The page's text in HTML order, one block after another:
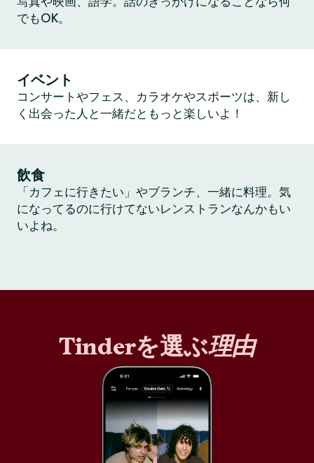
でもOK。
イベント
コンサートやフェス、カラオケやスポーツは、新し
く出会った人と一緒だともっと楽しいよ！
飲食
「カフェに行きたい」やブランチ、一緒に料理。気
になってるのに行けてないレンストランなんかもい
いよね。
Tinderを選ぶ理由